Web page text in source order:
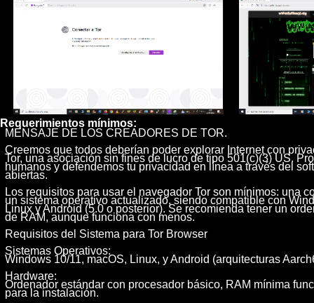
Requerimientos mínimos:
MENSAJE DE LOS CREADORES DE TOR.
Creemos que todos deberían poder explorar Internet con
Tor, una asociación sin fines de lucro de tipo 501(c)(3) US.
humanos y defendemos tu privacidad en línea a través del
abiertas.
Los requisitos para usar el navegador Tor son mínimos: una
un sistema operativo actualizado, siendo compatible con
Linux y Android (5.0 o posterior). Se recomienda tener un
de RAM, aunque funciona con menos.
Requisitos del Sistema para Tor Browser
Sistemas Operativos:
Windows 10/11, macOS, Linux, y Android (arquitecturas
Hardware:
Ordenador estándar con procesador básico, RAM mínima
para la instalación.